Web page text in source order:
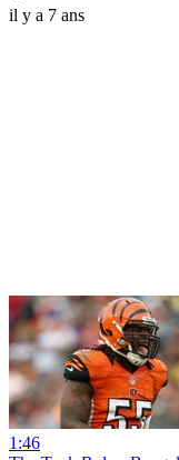
il y a 7 ans
1:46